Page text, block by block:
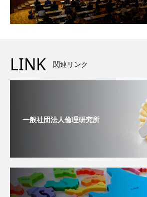
LINK 関連リンク
一般社団法人倫理研究所